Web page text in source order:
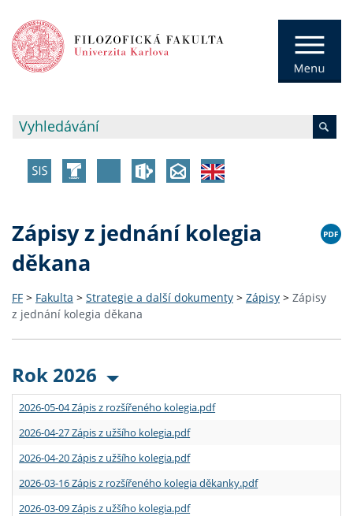
Zápisy z jednání kolegia
děkana
FF > Fakulta > Strategie a další dokumenty > Zápisy > Zápisy
z jednání kolegia děkana
Rok 2026
2026-05-04 Zápis z rozšířeného kolegia.pdf
2026-04-27 Zápis z užšího kolegia.pdf
2026-04-20 Zápis z užšího kolegia.pdf
2026-03-16 Zápis z rozšířeného kolegia děkanky.pdf
2026-03-09 Zápis z užšího kolegia.pdf